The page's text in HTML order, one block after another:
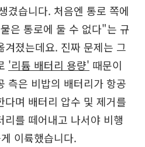
겼습니다. 처음엔 통로 쪽에
은 통로에 둘 수 없다"는 규
겨졌는데요. 진짜 문제는 그
'리튬 배터리 용량' 때문이
측은 비밥의 배터리가 항공
며 배터리 압수 및 제거를
를 떼어내고 나서야 비행
이륙했습니다.